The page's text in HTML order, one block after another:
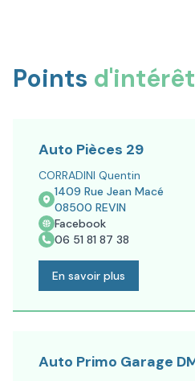
Points d'intérêt
Auto Pièces 29
CORRADINI Quentin
1409 Rue Jean Macé
08500 REVIN
Facebook
06 51 81 87 38
En savoir plus
Auto Primo Garage